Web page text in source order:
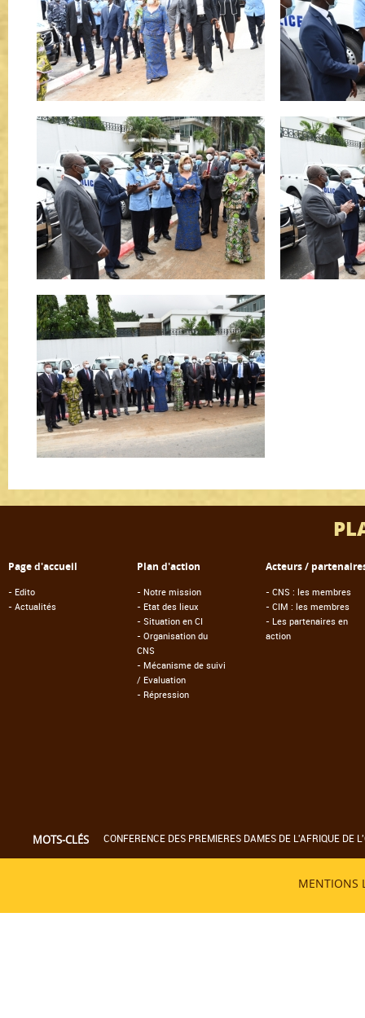
Page d'accueil
- Edito
- Actualités
Plan d'action
- Notre mission
- Etat des lieux
- Situation en CI
- Organisation du
CNS
- Mécanisme de suivi
/ Evaluation
- Répression
Acteurs /
- CNS : les membres
- CIM : les membres
- Les partenaires en
action
MOTS-CLÉS CONFERENCE DES PREMIERES DAMES DE L'AFRIQUE DE
MENTIONS